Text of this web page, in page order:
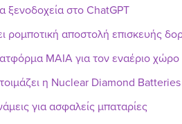
ξενοδοχεία στο ChatGPT
ρομποτική αποστολή επισκευής
MAIA για τον εναέριο χώρο
η Nuclear Diamond Batteries
για ασφαλείς μπαταρίες